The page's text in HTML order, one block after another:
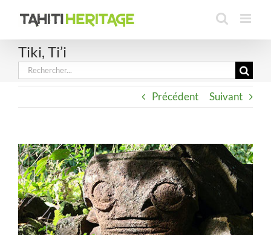
Tiki, Ti’i
Rechercher:
Précédent Suivant